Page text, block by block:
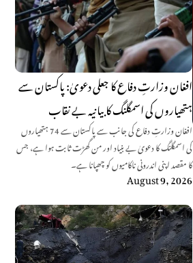
افغان وزارتِ دفاع کا جعلی دعویٰ: پاکستان سے
ہتھیاروں کی اسمگلنگ کا بیانیہ بے نقاب
افغان وزارتِ دفاع کی جانب سے پاکستان سے 74 ہتھیاروں
کی اسمگلنگ کا دعویٰ بے بنیاد اور من گھڑت ثابت ہوا ہے، جس
کا مقصد اپنی اندرونی ناکامیوں کو چھپانا ہے۔
August 9, 2026